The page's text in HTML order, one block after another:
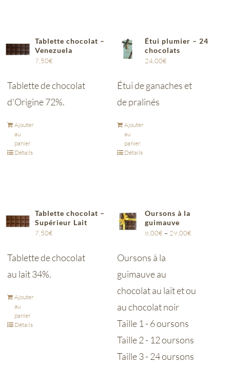
Tablette chocolat –
Venezuela
7,50€
Tablette de chocolat
d'Origine 72%.
Ajouter
au
panier
Détails
Étui plumier – 24
chocolats
24,00€
Étui de ganaches et
de pralinés
Ajouter
au
panier
Détails
Tablette chocolat –
Supérieur Lait
7,50€
Tablette de chocolat
au lait 34%.
Ajouter
au
panier
Détails
Oursons à la
guimauve
8,00€ – 29,00€
Oursons à la
guimauve au
chocolat au lait et ou
au chocolat noir
Taille 1 - 6 oursons
Taille 2 - 12 oursons
Taille 3 - 24 oursons